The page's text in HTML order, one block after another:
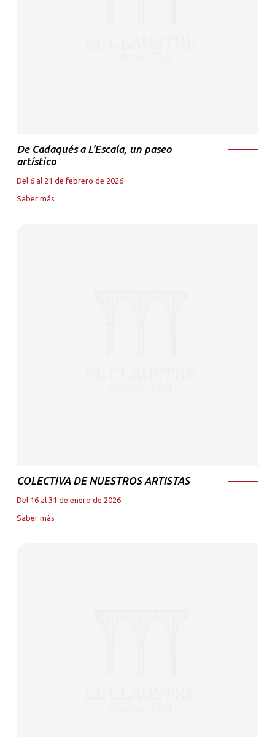
De Cadaqués a L'Escala, un paseo
artístico
Del 6 al 21 de febrero de 2026
Saber más
COLECTIVA DE NUESTROS ARTISTAS
Del 16 al 31 de enero de 2026
Saber más